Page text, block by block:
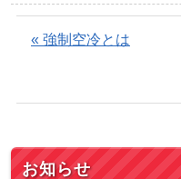
« 強制空冷とは
お知らせ